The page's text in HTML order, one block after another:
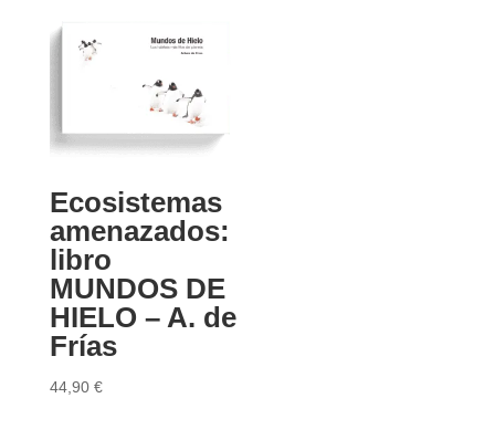
Ecosistemas
amenazados:
libro
MUNDOS DE
HIELO – A. de
Frías
44,90 €